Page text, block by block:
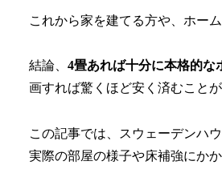
これから家を建てる方や、ホー
結論、 4畳あれば十分に本格的な
画すれば驚くほど安く済むことが
この記事では、スウェーデンハ
実際の部屋の様子や床補強にか